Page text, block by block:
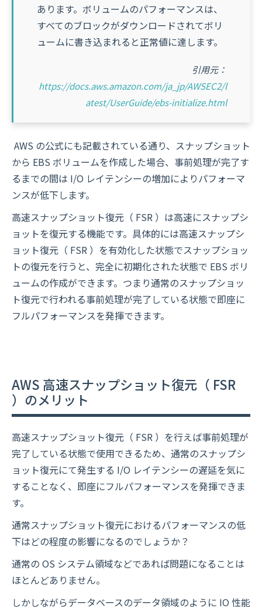
あります。ボリュームのパフォーマンスは、
すべてのブロックがダウンロードされてボリ
ュームに書き込まれると正常値に達します。
引用元：
https://docs.aws.amazon.com/ja_jp/AWSEC2/l
atest/UserGuide/ebs-initialize.html
AWS の公式にも記載されている通り、スナップショット
から EBS ボリュームを作成した場合、事前処理が完了す
るまでの間は I/O レイテンシーの増加によりパフォーマ
ンスが低下します。
高速スナップショット復元（ FSR ）は高速にスナップシ
ョットを復元する機能です。具体的には高速スナップシ
ョット復元（ FSR ）を有効化した状態でスナップショッ
トの復元を行うと、完全に初期化された状態で EBS ボリ
ュームの作成ができます。つまり通常のスナップショッ
ト復元で行われる事前処理が完了している状態で即座に
フルパフォーマンスを発揮できます。
AWS 高速スナップショット復元（ FSR
）のメリット
高速スナップショット復元（ FSR ）を行えば事前処理が
完了している状態で使用できるため、通常のスナップシ
ョット復元にて発生する I/O レイテンシーの遅延を気に
することなく、即座にフルパフォーマンスを発揮できま
す。
通常スナップショット復元におけるパフォーマンスの低
下はどの程度の影響になるのでしょうか？
通常の OS システム領域などであれば問題になることは
ほとんどありません。
しかしながらデータベースのデータ領域のように IO 性能